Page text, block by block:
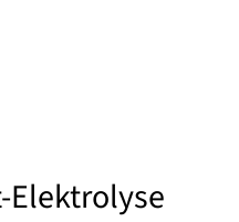
Elektrolyse